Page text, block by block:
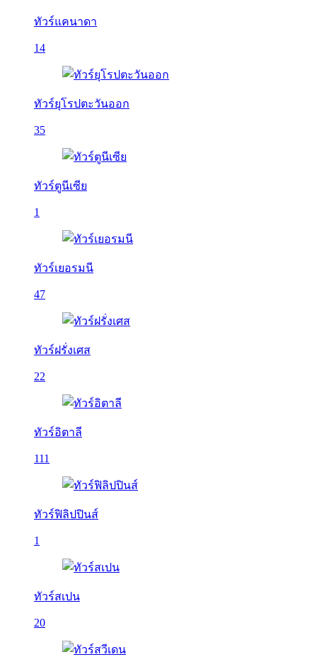
ทัวร์แคนาดา
14
ทัวร์ยุโรปตะวันออก
35
ทัวร์ตูนีเซีย
1
ทัวร์เยอรมนี
47
ทัวร์ฝรั่งเศส
22
ทัวร์อิตาลี
111
ทัวร์ฟิลิปปินส์
1
ทัวร์สเปน
20